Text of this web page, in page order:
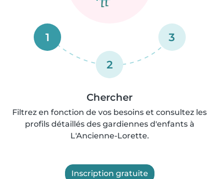
1
2
3
Chercher
Filtrez en fonction de vos besoins et consultez les
profils détaillés des gardiennes d'enfants à
L'Ancienne-Lorette.
Inscription gratuite